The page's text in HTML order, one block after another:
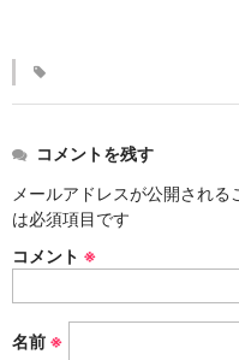
銀彩シリーズ
デルフト伊万里シリーズ
DELFT IMARI
FUGA
コメントを残す
メールアドレスが公開される
は必須項目です
コメント ※
名前 ※